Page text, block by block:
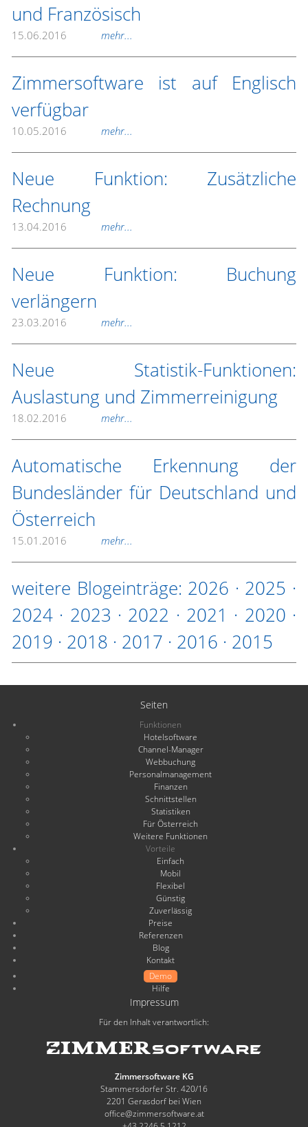
und Französisch
15.06.2016 mehr...
Zimmersoftware ist auf Englisch
verfügbar
10.05.2016 mehr...
Neue Funktion: Zusätzliche
Rechnung
13.04.2016 mehr...
Neue Funktion: Buchung
verlängern
23.03.2016 mehr...
Neue Statistik-Funktionen:
Auslastung und Zimmerreinigung
18.02.2016 mehr...
Automatische Erkennung der
Bundesländer für Deutschland und
Österreich
15.01.2016 mehr...
weitere Blogeinträge: 2026 · 2025 ·
2024 · 2023 · 2022 · 2021 · 2020 ·
2019 · 2018 · 2017 · 2016 · 2015
Seiten
Funktionen
Hotelsoftware
Channel-Manager
Webbuchung
Personalmanagement
Finanzen
Schnittstellen
Statistiken
Für Österreich
Weitere Funktionen
Vorteile
Einfach
Mobil
Flexibel
Günstig
Zuverlässig
Preise
Referenzen
Blog
Kontakt
Demo
Hilfe
Impressum
Für den Inhalt verantwortlich:
Zimmersoftware KG
Stammersdorfer Str. 420/16
2201 Gerasdorf bei Wien
office@zimmersoftware.at